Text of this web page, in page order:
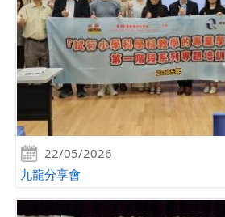
22/05/2026
九龍分享會